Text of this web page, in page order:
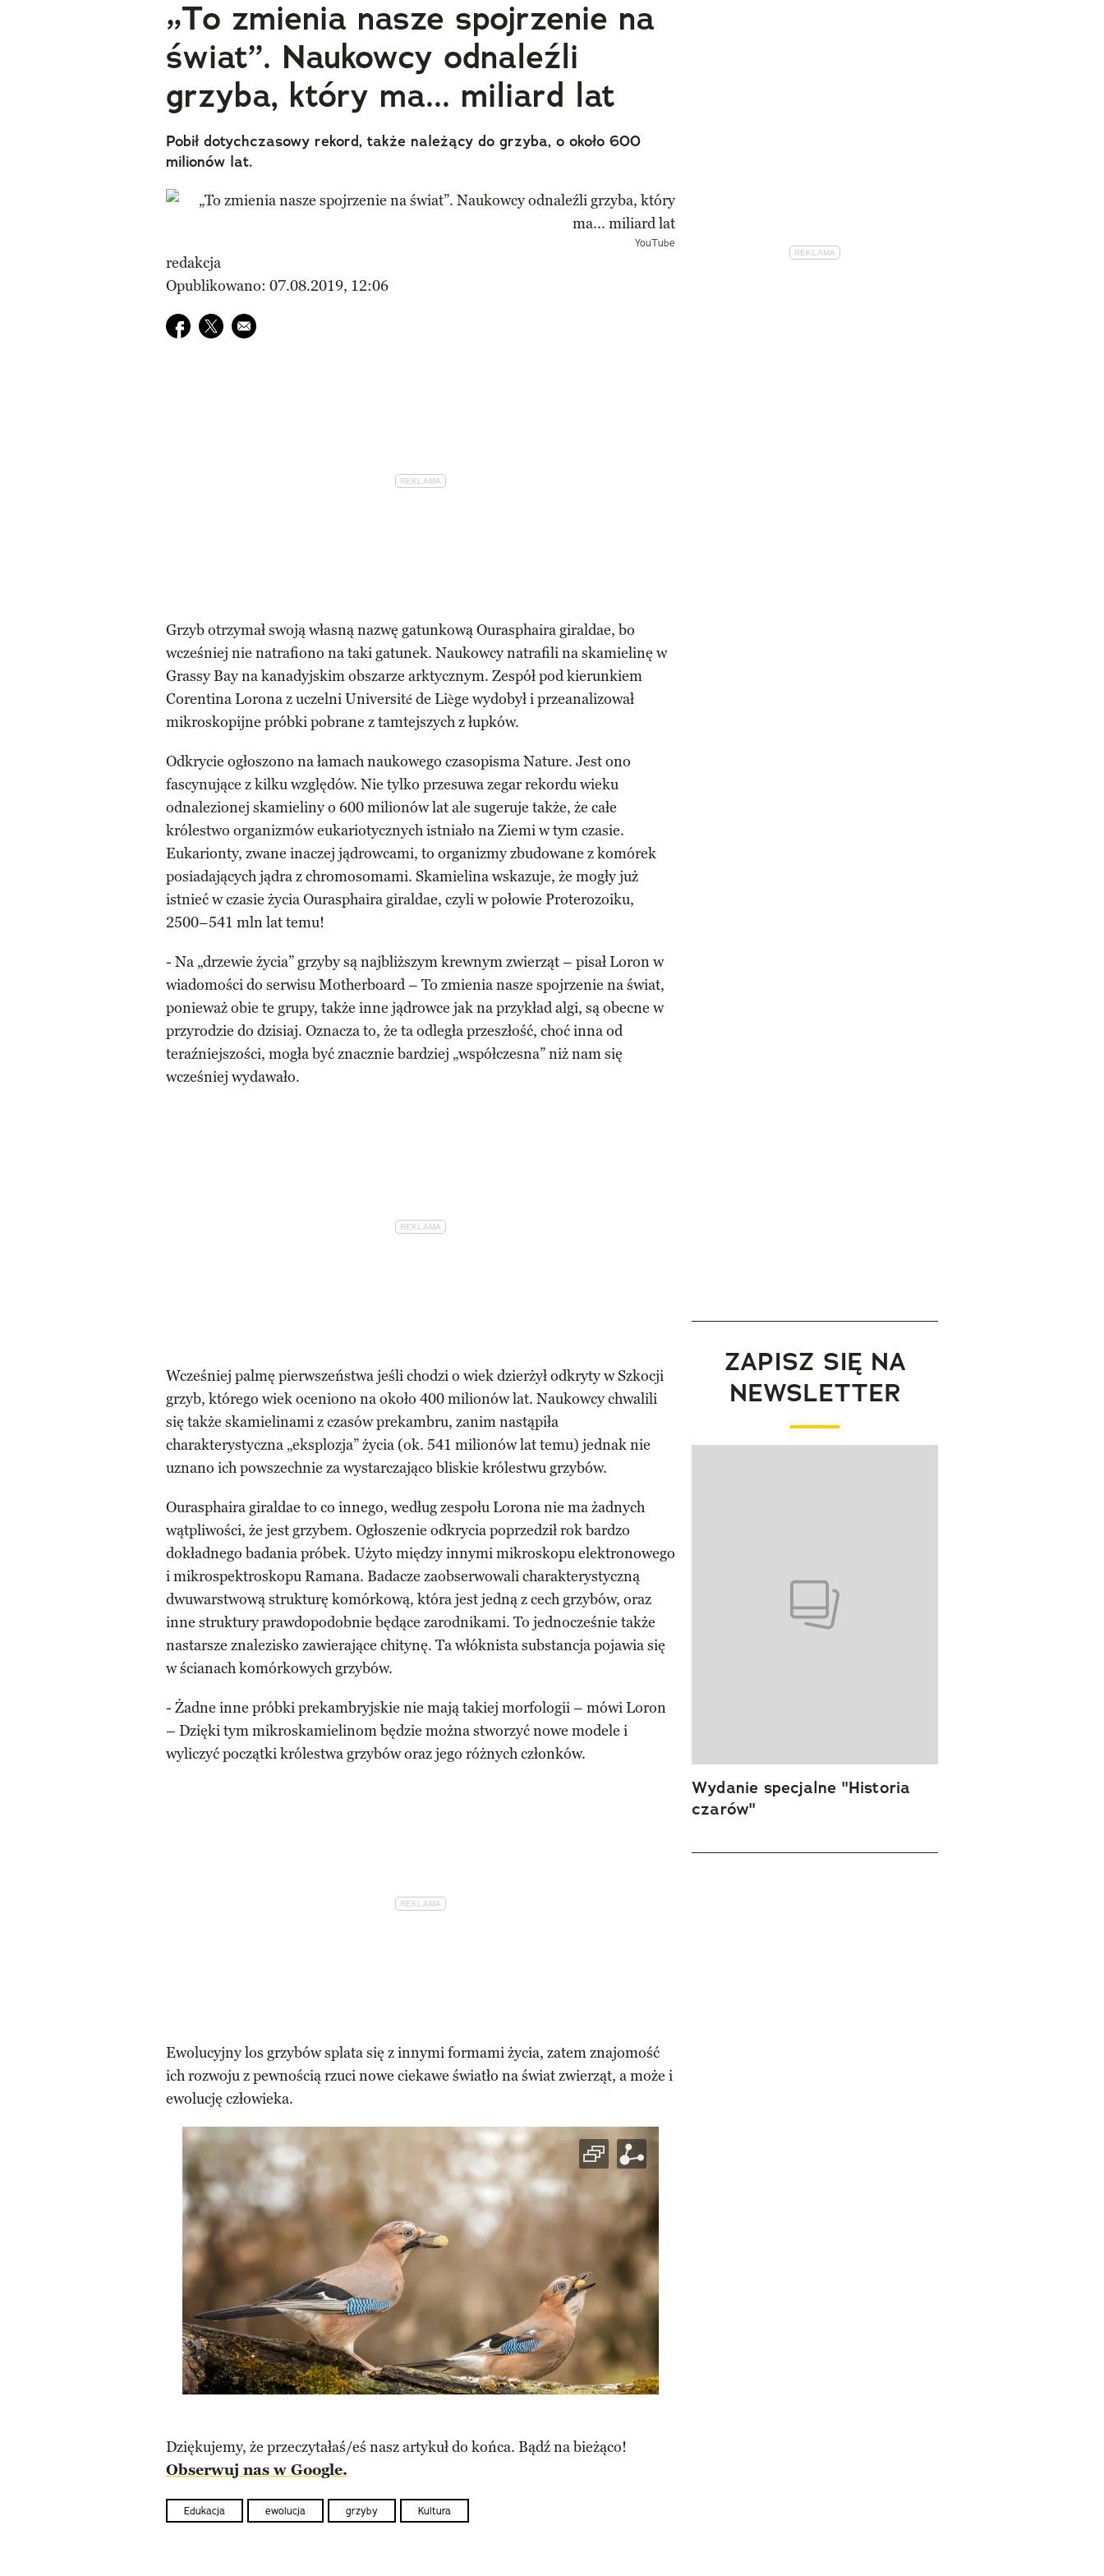
„To zmienia nasze spojrzenie na
świat”. Naukowcy odnaleźli
grzyba, który ma... miliard lat
Pobił dotychczasowy rekord, także należący do grzyba, o około 600
milionów lat.
YouTube
redakcja
Opublikowano: 07.08.2019, 12:06
Udostępnij na facebook
Udostępnij na twitter
E-mail do przyjaciela
Grzyb otrzymał swoją własną nazwę gatunkową Ourasphaira giraldae, bo
wcześniej nie natrafiono na taki gatunek. Naukowcy natrafili na skamielinę w
Grassy Bay na kanadyjskim obszarze arktycznym. Zespół pod kierunkiem
Corentina Lorona z uczelni Université de Liège wydobył i przeanalizował
mikroskopijne próbki pobrane z tamtejszych z łupków.
Odkrycie ogłoszono na łamach naukowego czasopisma Nature. Jest ono
fascynujące z kilku względów. Nie tylko przesuwa zegar rekordu wieku
odnalezionej skamieliny o 600 milionów lat ale sugeruje także, że całe
królestwo organizmów eukariotycznych istniało na Ziemi w tym czasie.
Eukarionty, zwane inaczej jądrowcami, to organizmy zbudowane z komórek
posiadających jądra z chromosomami. Skamielina wskazuje, że mogły już
istnieć w czasie życia Ourasphaira giraldae, czyli w połowie Proterozoiku,
2500–541 mln lat temu!
- Na „drzewie życia” grzyby są najbliższym krewnym zwierząt – pisał Loron w
wiadomości do serwisu Motherboard – To zmienia nasze spojrzenie na świat,
ponieważ obie te grupy, także inne jądrowce jak na przykład algi, są obecne w
przyrodzie do dzisiaj. Oznacza to, że ta odległa przeszłość, choć inna od
teraźniejszości, mogła być znacznie bardziej „współczesna” niż nam się
wcześniej wydawało.
Wcześniej palmę pierwszeństwa jeśli chodzi o wiek dzierżył odkryty w Szkocji
grzyb, którego wiek oceniono na około 400 milionów lat. Naukowcy chwalili
się także skamielinami z czasów prekambru, zanim nastąpiła
charakterystyczna „eksplozja” życia (ok. 541 milionów lat temu) jednak nie
uznano ich powszechnie za wystarczająco bliskie królestwu grzybów.
Ourasphaira giraldae to co innego, według zespołu Lorona nie ma żadnych
wątpliwości, że jest grzybem. Ogłoszenie odkrycia poprzedził rok bardzo
dokładnego badania próbek. Użyto między innymi mikroskopu elektronowego
i mikrospektroskopu Ramana. Badacze zaobserwowali charakterystyczną
dwuwarstwową strukturę komórkową, która jest jedną z cech grzybów, oraz
inne struktury prawdopodobnie będące zarodnikami. To jednocześnie także
nastarsze znalezisko zawierające chitynę. Ta włóknista substancja pojawia się
w ścianach komórkowych grzybów.
- Żadne inne próbki prekambryjskie nie mają takiej morfologii – mówi Loron
– Dzięki tym mikroskamielinom będzie można stworzyć nowe modele i
wyliczyć początki królestwa grzybów oraz jego różnych członków.
Ewolucyjny los grzybów splata się z innymi formami życia, zatem znajomość
ich rozwoju z pewnością rzuci nowe ciekawe światło na świat zwierząt, a może i
ewolucję człowieka.
Dziękujemy, że przeczytałaś/eś nasz artykuł do końca. Bądź na bieżąco!
Obserwuj nas w Google.
Edukacja ewolucja grzyby Kultura
ZAPISZ SIĘ NA
NEWSLETTER
Wydanie specjalne "Historia
czarów"